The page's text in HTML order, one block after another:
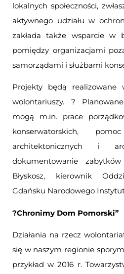
lokalnych społeczności,
aktywnego udziału w
zakłada także wsparcie w
pomiędzy organizacjami
samorządami i służbami
Projekty będą
wolontariuszy. ?
mogą m.in. prace
konserwatorskich,
architektonicznych i
dokumentowanie
Błyskosz, kierownik
Gdańsku Narodowego
?Chronimy Dom Pomorski”
Działania na rzecz
się w naszym regionie
przykład w 2016 r.